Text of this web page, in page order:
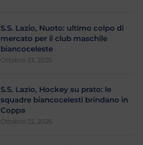
S.S. Lazio, Nuoto: ultimo colpo di
mercato per il club maschile
biancoceleste
Ottobre 23, 2025
S.S. Lazio, Hockey su prato: le
squadre biancocelesti brindano in
Coppa
Ottobre 22, 2025